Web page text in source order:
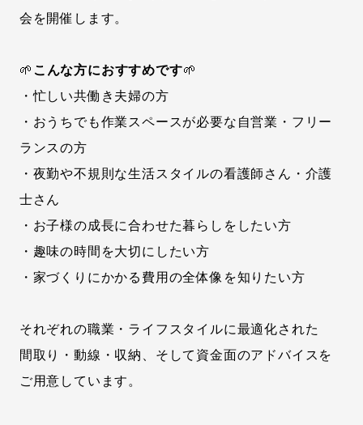
会を開催します。
🌱 こんな方におすすめです🌱
・忙しい共働き夫婦の方
・おうちでも作業スペースが必要な自営業・フリー
ランスの方
・夜勤や不規則な生活スタイルの看護師さん・介護
士さん
・お子様の成長に合わせた暮らしをしたい方
・趣味の時間を大切にしたい方
・家づくりにかかる費用の全体像を知りたい方
それぞれの職業・ライフスタイルに最適化された
間取り・動線・収納、そして資金面のアドバイスを
ご用意しています。